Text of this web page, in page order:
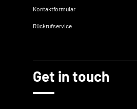
Kontaktformular
Rückrufservice
Get in touch